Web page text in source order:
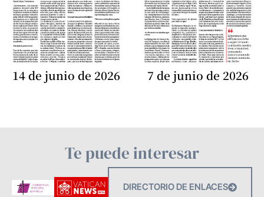
14 de junio de 2026 7 de junio de 2026
Te puede interesar
DIRECTORIO DE ENLACES